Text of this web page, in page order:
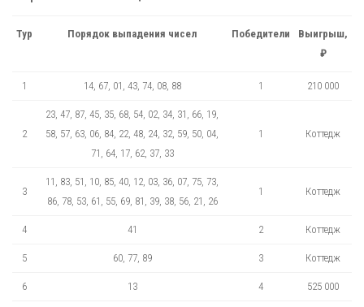
Тур Порядок выпадения чисел Победители
Выигрыш,
₽
1 14, 67, 01, 43, 74, 08, 88 1 210 000
2
23, 47, 87, 45, 35, 68, 54, 02, 34, 31, 66, 19,
58, 57, 63, 06, 84, 22, 48, 24, 32, 59, 50, 04,
71, 64, 17, 62, 37, 33
1 Коттедж
3
11, 83, 51, 10, 85, 40, 12, 03, 36, 07, 75, 73,
86, 78, 53, 61, 55, 69, 81, 39, 38, 56, 21, 26
1 Коттедж
4 41 2 Коттедж
5 60, 77, 89 3 Коттедж
6 13 4 525 000